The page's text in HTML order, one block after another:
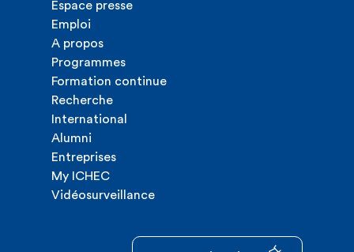
Espace presse
Emploi
A propos
Programmes
Formation continue
Recherche
International
Alumni
Entreprises
My ICHEC
Vidéosurveillance